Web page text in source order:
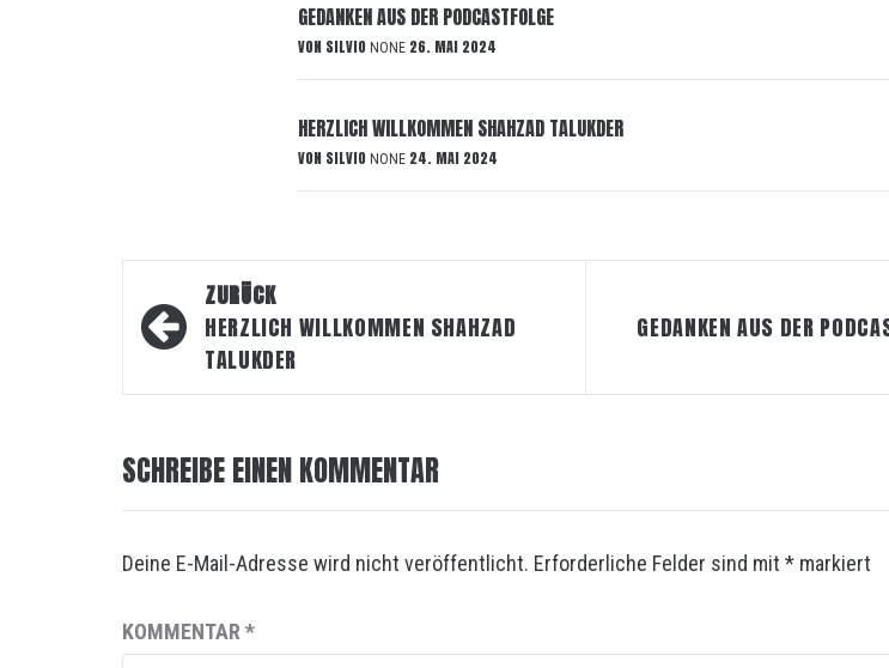
GEDANKEN AUS DER PODCASTFOLGE
VON SILVIO NONE 26. MAI 2024
HERZLICH WILLKOMMEN SHAHZAD TALUKDER
VON SILVIO NONE 24. MAI 2024
Beitragsnavigation
ZURÜCK
HERZLICH WILLKOMMEN SHAHZAD
TALUKDER
GEDANKEN AUS DER
SCHREIBE EINEN KOMMENTAR
Deine E-Mail-Adresse wird nicht veröffentlicht. Erforderliche Felder sind mit * markiert
KOMMENTAR *